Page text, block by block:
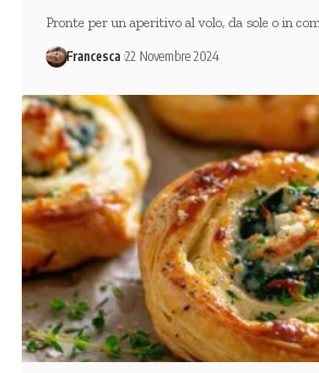
Pronte per un aperitivo al volo, da sole o in
Francesca 22 Novembre 2024